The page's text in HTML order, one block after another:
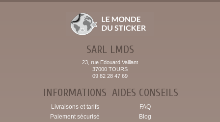
SARL LMDS
23, rue Edouard Vaillant
37000 TOURS
09 82 28 47 69
INFORMATIONS
Livraisons et tarifs
Paiement sécurisé
AIDES CONSEILS
FAQ
Blog